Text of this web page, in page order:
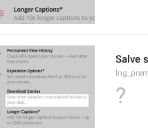
Salve
?